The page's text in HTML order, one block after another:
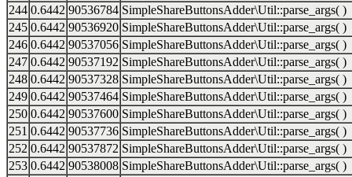
244 0.6442 90536784 SimpleShareButtonsAdder\Util::parse_args( )
245 0.6442 90536920 SimpleShareButtonsAdder\Util::parse_args( )
246 0.6442 90537056 SimpleShareButtonsAdder\Util::parse_args( )
247 0.6442 90537192 SimpleShareButtonsAdder\Util::parse_args( )
248 0.6442 90537328 SimpleShareButtonsAdder\Util::parse_args( )
249 0.6442 90537464 SimpleShareButtonsAdder\Util::parse_args( )
250 0.6442 90537600 SimpleShareButtonsAdder\Util::parse_args( )
251 0.6442 90537736 SimpleShareButtonsAdder\Util::parse_args( )
252 0.6442 90537872 SimpleShareButtonsAdder\Util::parse_args( )
253 0.6442 90538008 SimpleShareButtonsAdder\Util::parse_args( )